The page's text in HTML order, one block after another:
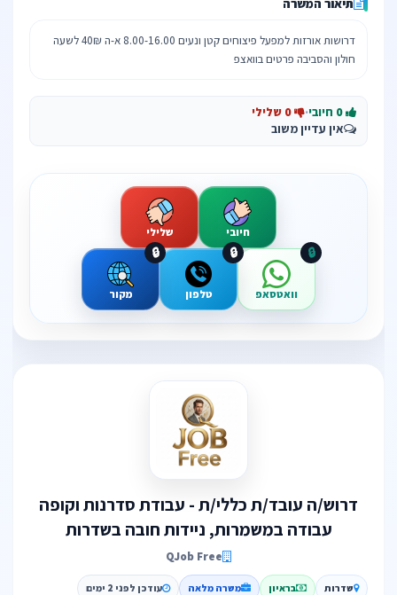
תיאור המשרה
דרושות אורזות למפעל פיצוחים קטן ונעים 8.00-16.00 א-ה 40₪ לשעה
חולון והסביבה פרטים בוואצפ
·
אין עדיין משוב
חיובי שלילי
וואטסאפ
🔒
טלפון
🔒
מקור
🔒
דרוש/ה עובד/ת כללי/ת - עבודת סדרנות וקופה
עבודה במשמרות, ניידות חובה בשדרות
QJob Free
שדרות בראיון משרה מלאה עודכן לפני 2 ימים